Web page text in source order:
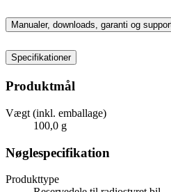
Manualer, downloads, garanti og
Specifikationer
Produktmål
Vægt (inkl. emballage)
100,0 g
Nøglespecifikation
Produkttype